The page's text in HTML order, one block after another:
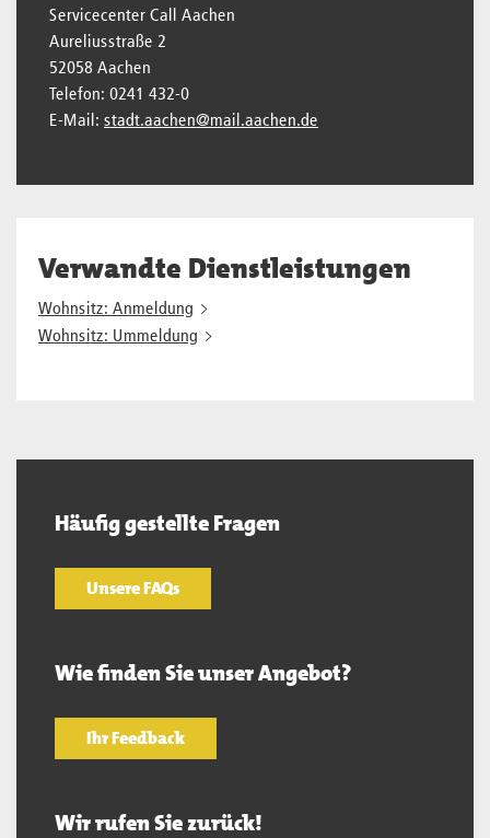
Servicecenter Call Aachen
Aureliusstraße 2
52058 Aachen
Telefon: 0241 432-0
E-Mail: stadt.aachen@mail.aachen.de
Verwandte Dienstleistungen
Wohnsitz: Anmeldung
Wohnsitz: Ummeldung
Häufig gestellte Fragen
Unsere FAQs
Wie finden Sie unser Angebot?
Ihr Feedback
Wir rufen Sie zurück!